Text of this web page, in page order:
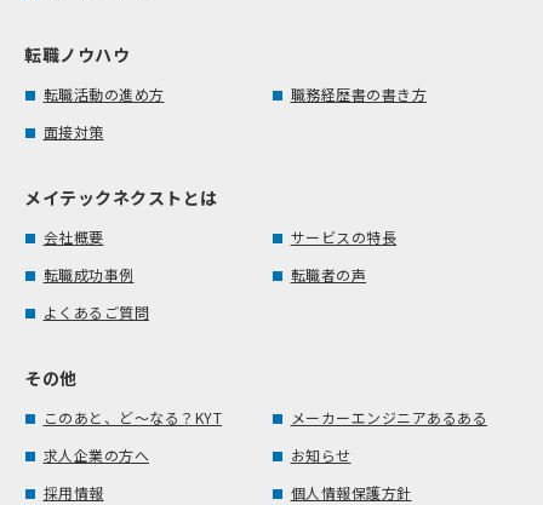
転職ノウハウ
転職活動の進め方
職務経歴書の書き方
面接対策
メイテックネクストとは
会社概要
サービスの特長
転職成功事例
転職者の声
よくあるご質問
その他
このあと、ど～なる？KYT
メーカーエンジニアあるある
求人企業の方へ
お知らせ
採用情報
個人情報保護方針